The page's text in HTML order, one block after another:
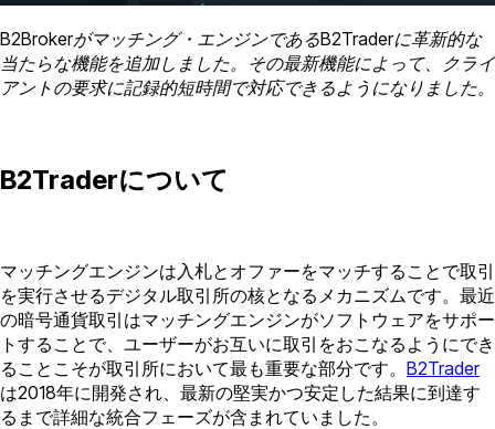
B2Brokerがマッチング・エンジンであるB2Traderに革新的な
当たらな機能を追加しました。その最新機能によって、クライ
アントの要求に記録的短時間で対応できるようになりました。
B2Traderについて
マッチングエンジンは入札とオファーをマッチすることで取引
を実行させるデジタル取引所の核となるメカニズムです。最近
の暗号通貨取引はマッチングエンジンがソフトウェアをサポー
トすることで、ユーザーがお互いに取引をおこなるようにでき
ることこそが取引所において最も重要な部分です。 B2Trader
は2018年に開発され、最新の堅実かつ安定した結果に到達す
るまで詳細な統合フェーズが含まれていました。